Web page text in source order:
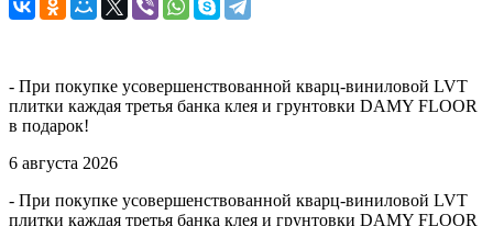
- При покупке усовершенствованной кварц-виниловой LVT
плитки каждая третья банка клея и грунтовки DAMY FLOOR
в подарок!
6 августа 2026
- При покупке усовершенствованной кварц-виниловой LVT
плитки каждая третья банка клея и грунтовки DAMY FLOOR